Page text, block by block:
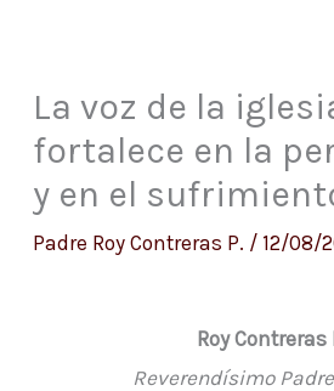
La voz de la
fortalece en la
y en el
Padre Roy Contreras P. / 12/08/
Roy Contreras
Reverendísimo